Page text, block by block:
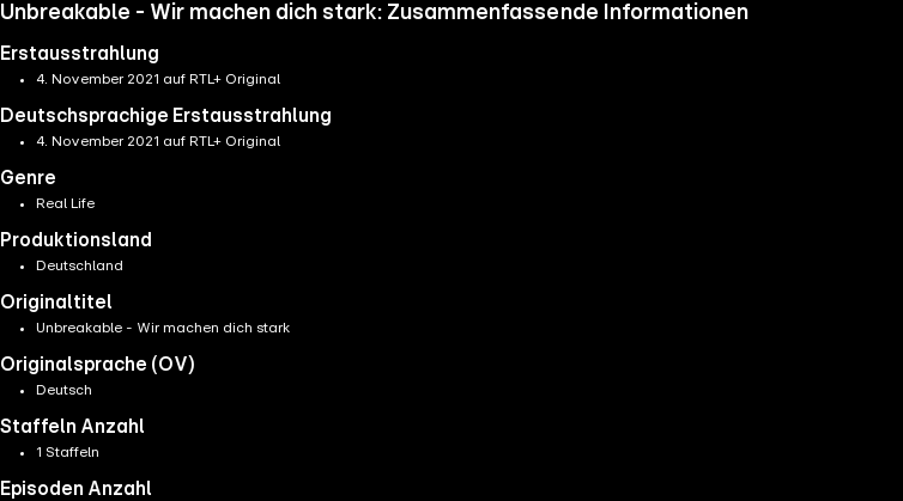
Unbreakable - Wir machen dich stark: Zusammenfassende Informationen
Erstausstrahlung
4. November 2021 auf RTL+ Original
Deutschsprachige Erstausstrahlung
4. November 2021 auf RTL+ Original
Genre
Real Life
Produktionsland
Deutschland
Originaltitel
Unbreakable - Wir machen dich stark
Originalsprache (OV)
Deutsch
Staffeln Anzahl
1 Staffeln
Episoden Anzahl